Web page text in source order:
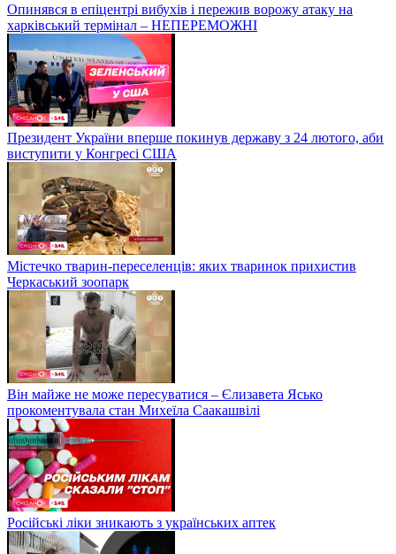
Опинявся в епіцентрі вибухів і пережив ворожу атаку на
харківський термінал – НЕПЕРЕМОЖНІ
Президент України вперше покинув державу з 24 лютого, аби
виступити у Конгресі США
Містечко тварин-переселенців: яких тваринок прихистив
Черкаський зоопарк
Він майже не може пересуватися – Єлизавета Ясько
прокоментувала стан Михеїла Саакашвілі
Російські ліки зникають з українських аптек